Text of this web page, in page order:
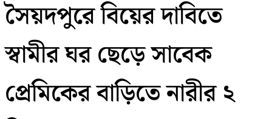
সৈয়দপুরে বিয়ের দাবিতে
স্বামীর ঘর ছেড়ে সাবেক
প্রেমিকের বাড়িতে নারীর ২